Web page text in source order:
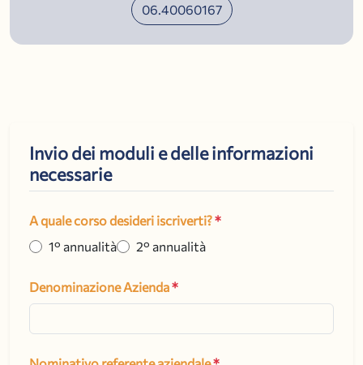
06.40060167
Invio dei moduli e delle informazioni
necessarie
A quale corso desideri iscriverti?*
1° annualità
2° annualità
Denominazione Azienda*